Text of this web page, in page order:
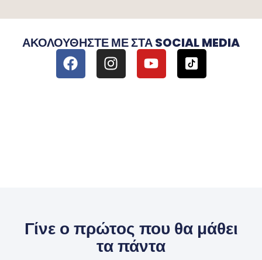
ΑΚΟΛΟΥΘΉΣΤΕ ΜΕ ΣΤΑ SOCIAL MEDIA
Γίνε ο πρώτος που θα μάθει
τα πάντα